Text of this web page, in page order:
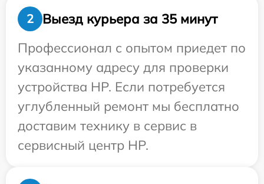
2
Выезд курьера за 35 минут
Профессионал с опытом приедет по
указанному адресу для проверки
устройства HP. Если потребуется
углубленный ремонт мы бесплатно
доставим технику в сервис в
сервисный центр HP.